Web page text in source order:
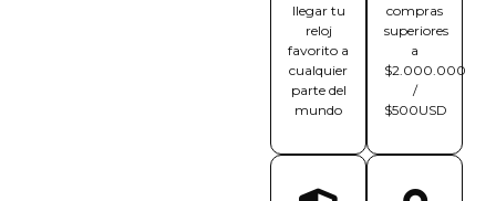
llegar tu
reloj
favorito a
cualquier
parte del
mundo
compras
superiores
a
$2.000.000
/
$500USD